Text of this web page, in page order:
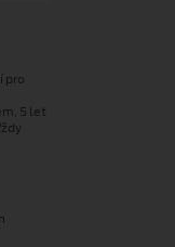
pro
5 let